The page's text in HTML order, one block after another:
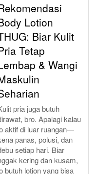
Lotion
Biar Kulit
Tetap
& Wangi
pria juga butuh
bro. Apalagi kalau
aktif di luar ruangan—
panas, polusi, dan
setiap hari. Biar
kering dan kusam,
butuh lotion yang bisa